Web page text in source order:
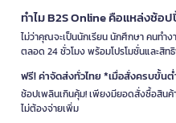
ทำไม B2S Online คือแหล่งช้
ไม่ว่าคุณจะเป็นนักเรียน นักศึกษา คนท
ตลอด 24 ชั่วโมง พร้อมโปรโมชั่นและสิท
ฟรี! ค่าจัดส่งทั่วไทย *เมื่อสั่งครบขั้น
ช้อปเพลินเกินคุ้ม! เพียงมียอดสั่งซื้อสิน
ไม่ต้องจ่ายเพิ่ม